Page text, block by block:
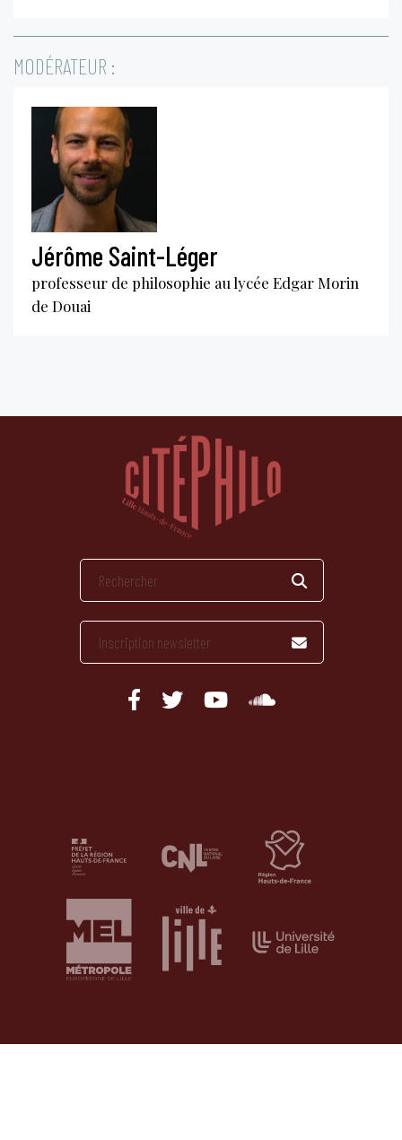
MODÉRATEUR :
Jérôme Saint-Léger
professeur de philosophie au lycée Edgar Morin
de Douai